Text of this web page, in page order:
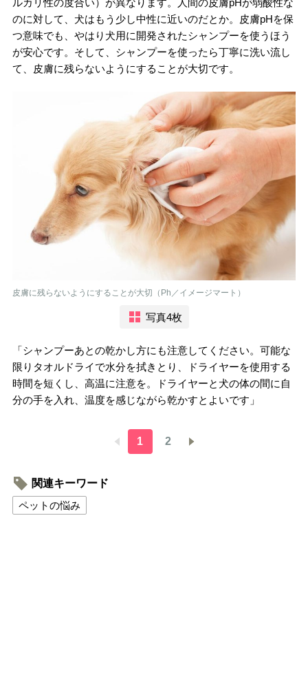
のに対して、犬はもう少し中性に近いのだとか。皮膚pHを保
つ意味でも、やはり犬用に開発されたシャンプーを使うほう
が安心です。そして、シャンプーを使ったら丁寧に洗い流し
て、皮膚に残らないようにすることが大切です。
皮膚に残らないようにすることが大切（Ph／イメージマート）
写真4枚
「シャンプーあとの乾かし方にも注意してください。可能な
限りタオルドライで水分を拭きとり、ドライヤーを使用する
時間を短くし、高温に注意を。ドライヤーと犬の体の間に自
分の手を入れ、温度を感じながら乾かすとよいです」
1 2
関連キーワード
ペットの悩み